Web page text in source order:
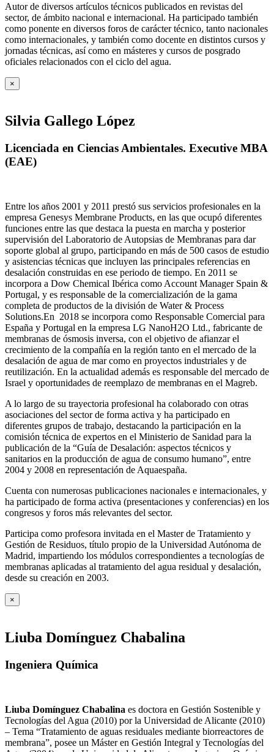
Autor de diversos artículos técnicos publicados en revistas del
sector, de ámbito nacional e internacional. Ha participado también
como ponente en diversos foros de carácter técnico, tanto nacionales
como internacionales, y también como docente en distintos cursos y
jornadas técnicas, así como en másteres y cursos de posgrado
oficiales relacionados con el ciclo del agua.
×
Silvia Gallego López
Licenciada en Ciencias Ambientales. Executive MBA
(EAE)
Entre los años 2001 y 2011 prestó sus servicios profesionales en la
empresa Genesys Membrane Products, en las que ocupó diferentes
funciones entre las que destaca la puesta en marcha y posterior
supervisión del Laboratorio de Autopsias de Membranas para dar
soporte global al grupo, participando en más de 500 casos de estudio
y asistencias técnicas que incluyen las principales referencias en
desalación construidas en ese periodo de tiempo. En 2011 se
incorpora a Dow Chemical Ibérica como Account Manager Spain &
Portugal, y es responsable de la comercialización de la gama
completa de productos de la división de Water & Process
Solutions.En 2018 se incorpora como Responsable Comercial para
España y Portugal en la empresa LG NanoH2O Ltd., fabricante de
membranas de ósmosis inversa, con el objetivo de afianzar el
crecimiento de la compañía en la región tanto en el mercado de la
desalación de agua de mar como en proyectos industriales y de
reutilización. En la actualidad además es responsable del mercado de
Israel y oportunidades de reemplazo de membranas en el Magreb.
A lo largo de su trayectoria profesional ha colaborado con otras
asociaciones del sector de forma activa y ha participado en
diferentes grupos de trabajo, destacando la participación en la
comisión técnica de expertos en el Ministerio de Sanidad para la
publicación de la “Guía de Desalación: aspectos técnicos y
sanitarios en la producción de agua de consumo humano”, entre
2004 y 2008 en representación de Aquaespaña.
Cuenta con numerosas publicaciones nacionales e internacionales, y
ha participado de forma activa (presentaciones y conferencias) en los
congresos y foros más relevantes del sector.
Participa como profesora invitada en el Master de Tratamiento y
Gestión de Residuos, título propio de la Universidad Autónoma de
Madrid, impartiendo los módulos correspondientes a tecnologías de
membranas aplicadas al tratamiento del agua residual y desalación,
desde su creación en 2003.
×
Liuba Domínguez Chabalina
Ingeniera Química
Liuba Domínguez Chabalina es doctora en Gestión Sostenible y
Tecnologías del Agua (2010) por la Universidad de Alicante (2010)
– Tema “Tratamiento de aguas residuales mediante biorreactores de
membrana”, posee un Máster en Gestión Integral y Tecnologías del